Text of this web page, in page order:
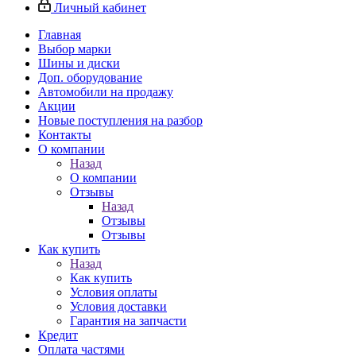
Личный кабинет
Главная
Выбор марки
Шины и диски
Доп. оборудование
Автомобили на продажу
Акции
Новые поступления на разбор
Контакты
О компании
Назад
О компании
Отзывы
Назад
Отзывы
Отзывы
Как купить
Назад
Как купить
Условия оплаты
Условия доставки
Гарантия на запчасти
Кредит
Оплата частями